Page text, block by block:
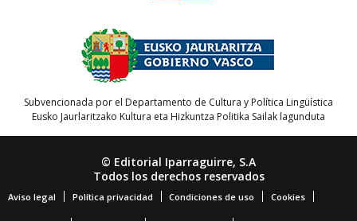
Subvencionada por el Departamento de Cultura y Política Lingüística
Eusko Jaurlaritzako Kultura eta Hizkuntza Politika Sailak lagunduta
© Editorial Iparraguirre, S.A
Todos los derechos reservados
Aviso legal Política privacidad Condiciones de uso Cookies